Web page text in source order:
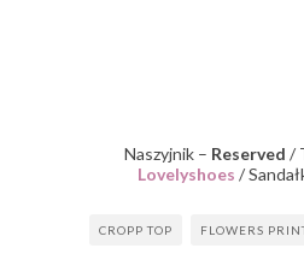
Naszyjnik – Reserved /
Lovelyshoes /
CROPP TOP FLOWERS